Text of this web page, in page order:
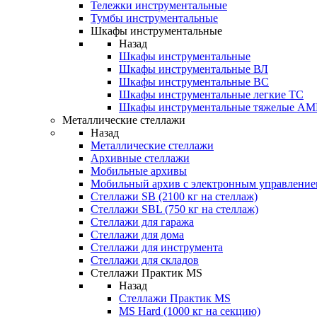
Тележки инструментальные
Тумбы инструментальные
Шкафы инструментальные
Назад
Шкафы инструментальные
Шкафы инструментальные ВЛ
Шкафы инструментальные ВС
Шкафы инструментальные легкие ТС
Шкафы инструментальные тяжелые
Металлические стеллажи
Назад
Металлические стеллажи
Архивные стеллажи
Мобильные архивы
Мобильный архив с электронным
Стеллажи SB (2100 кг на стеллаж)
Стеллажи SBL (750 кг на стеллаж)
Стеллажи для гаража
Стеллажи для дома
Стеллажи для инструмента
Стеллажи для складов
Стеллажи Практик MS
Назад
Стеллажи Практик MS
MS Hard (1000 кг на секцию)